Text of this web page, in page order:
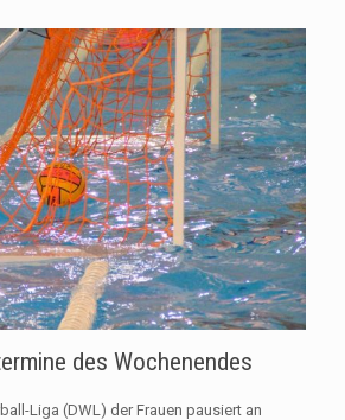
des Wochenendes
Liga (DWL) der Frauen pausiert an